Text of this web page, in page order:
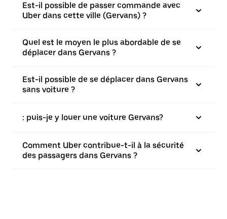
Est-il possible de passer commande avec
Uber dans cette ville (Gervans) ?
Quel est le moyen le plus abordable de se
déplacer dans Gervans ?
Est-il possible de se déplacer dans Gervans
sans voiture ?
: puis-je y louer une voiture Gervans?
Comment Uber contribue-t-il à la sécurité
des passagers dans Gervans ?